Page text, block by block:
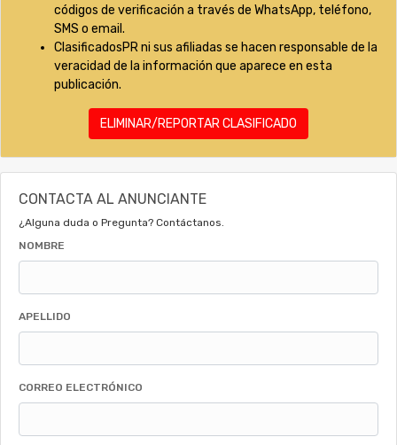
códigos de verificación a través de WhatsApp, teléfono,
SMS o email.
ClasificadosPR ni sus afiliadas se hacen responsable de la
veracidad de la información que aparece en esta
publicación.
ELIMINAR/REPORTAR CLASIFICADO
CONTACTA AL ANUNCIANTE
¿Alguna duda o Pregunta? Contáctanos.
NOMBRE
APELLIDO
CORREO ELECTRÓNICO